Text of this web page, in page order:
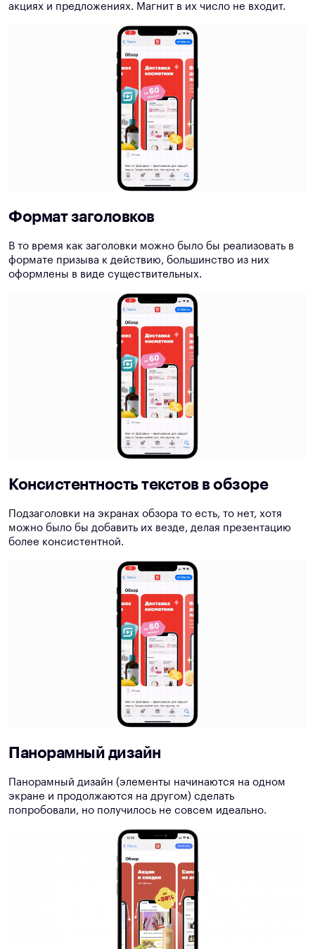
акциях и предложениях. Магнит в их число не входит.
Формат заголовков
В то время как заголовки можно было бы реализовать в
формате призыва к действию, большинство из них
оформлены в виде существительных.
Консистентность текстов в обзоре
Подзаголовки на экранах обзора то есть, то нет, хотя
можно было бы добавить их везде, делая презентацию
более консистентной.
Панорамный дизайн
Панорамный дизайн (элементы начинаются на одном
экране и продолжаются на другом) сделать
попробовали, но получилось не совсем идеально.